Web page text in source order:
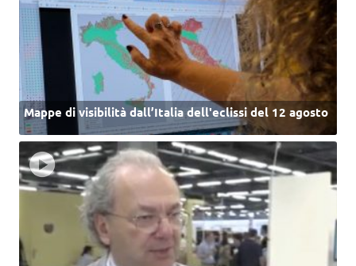
Mappe di visibilità dall’Italia dell'eclissi del 12 agosto